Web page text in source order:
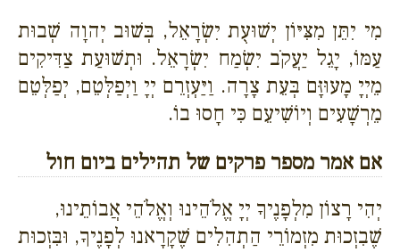
מִי יִתֵּן מִצִּיּוֹן יְשׁוּעֻת יִשְׂרָאֵל, בְּשׁוּב יְהוָה שְׁבוּת
עַמּוֹ, יָגֵל יַעֲקֹב יִשְׂמַח יִשְׂרָאֵל. וּתְשׁוּעַת צַדִּיקִים
מֵיְיָ מָעוּזָּם בְּעֵת צָרָה. וַיַּעְזְרֵם יְיָ וַיְפַלְּטֵם, יְפַלְּטֵם
מֵרְשָׁעִים וְיוֹשִׁיעֵם כִּי חָסוּ בוֹ.
אם אמר מספר פרקים של תהילים ביום חול
יְהִי רָצוֹן מִלְפָנֶיךָ יְיָ אֱלֹהֵינוּ וְאֱלֹהֵי אֲבוֹתֵינוּ,
שֶׁבִזְכוּת מִזְמוֹרֵי הַתְהִלִים שֶׁקָרָאנוּ לְפָנֶיךָ, וּבִּזְכוּת